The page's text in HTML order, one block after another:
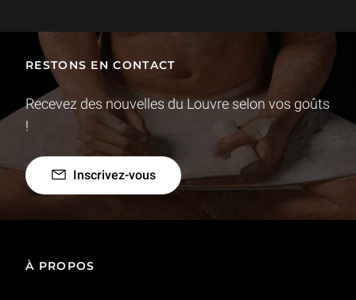
RESTONS EN CONTACT
Recevez des nouvelles du Louvre selon vos goûts
!
Inscrivez-vous
À PROPOS